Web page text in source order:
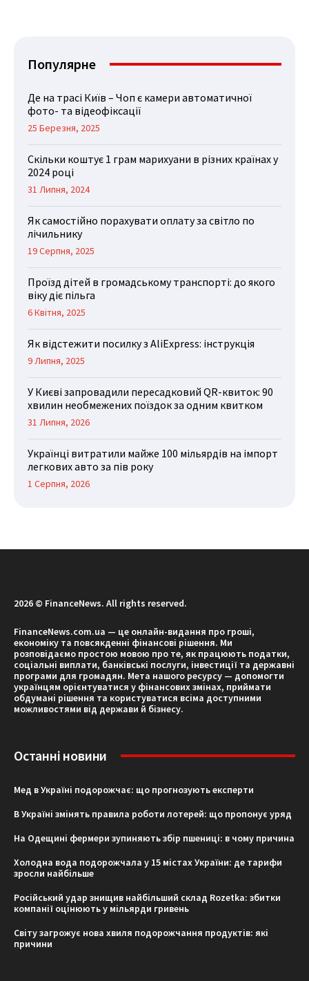
Популярне
Де на трасі Київ – Чоп є камери автоматичної
фото- та відеофіксації
25 Березня, 2025
Скільки коштує 1 грам марихуани в різних країнах у
2024 році
31 Липня, 2024
Як самостійно порахувати оплату за світло по
лічильнику
19 Серпня, 2025
Проїзд дітей в громадському транспорті: до якого
віку діє пільга
6 Квітня, 2025
Як відстежити посилку з AliExpress: інструкція
9 Липня, 2025
У Києві запровадили пересадковий QR-квиток: 90
хвилин необмежених поїздок за одним квитком
31 Липня, 2026
Українці витратили майже 100 мільярдів на імпорт
легкових авто за пів року
1 Серпня, 2026
2026 © FinanceNews. All rights reserved.
FinanceNews.com.ua — це онлайн-видання про гроші,
економіку та повсякденні фінансові рішення. Ми
розповідаємо простою мовою про те, як працюють податки,
соціальні виплати, банківські послуги, інвестиції та державні
програми для громадян. Мета нашого ресурсу — допомогти
українцям орієнтуватися у фінансових змінах, приймати
обдумані рішення та користуватися всіма доступними
можливостями від держави й бізнесу.
Останні новини
Мед в Україні подорожчає: що прогнозують експерти
В Україні змінять правила роботи лотерей: що пропонує уряд
На Одещині фермери зупиняють збір пшениці: в чому причина
Холодна вода подорожчала у 15 містах України: де тарифи
зросли найбільше
Російський удар знищив найбільший склад Rozetka: збитки
компанії оцінюють у мільярди гривень
Світу загрожує нова хвиля подорожчання продуктів: які
причини